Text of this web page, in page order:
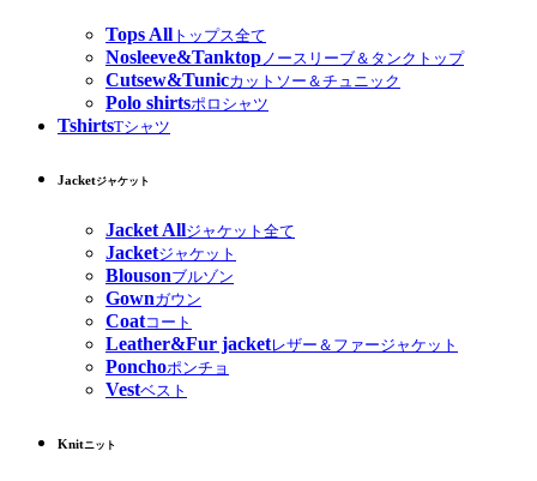
Tops All トップス全て
Nosleeve&Tanktopノースリーブ＆タンクトップ
Cutsew&Tunicカットソー＆チュニック
Polo shirtsポロシャツ
TshirtsTシャツ
Jacketジャケット
Jacket Allジャケット全て
Jacketジャケット
Blousonブルゾン
Gownガウン
Coatコート
Leather&Fur jacketレザー＆ファージャケット
Ponchoポンチョ
Vestベスト
Knitニット